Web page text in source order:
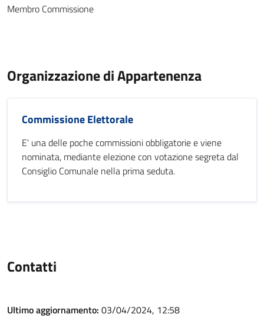
Membro Commissione
Organizzazione di Appartenenza
Commissione Elettorale
E' una delle poche commissioni obbligatorie e viene
nominata, mediante elezione con votazione segreta dal
Consiglio Comunale nella prima seduta.
Contatti
Ultimo aggiornamento: 03/04/2024, 12:58